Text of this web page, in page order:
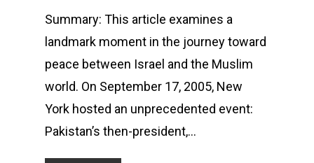
Summary: This article examines a
landmark moment in the journey toward
peace between Israel and the Muslim
world. On September 17, 2005, New
York hosted an unprecedented event:
Pakistan’s then-president,…